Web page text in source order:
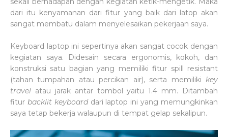
dari itu kenyamanan dari fitur yang baik dari latop akan
sangat membatu dalam menyelesaikan pekerjaan saya.
Keyboard laptop ini sepertinya akan sangat cocok dengan
kegiatan saya. Didesain secara ergonomis, kokoh, dan
konstruksi satu bagian yang memiliki fitur spill resistant
(tahan tumpahan atau percikan air), serta memiliki key
travel atau jarak antar tombol yaitu 1.4 mm. Ditambah
fitur backlit keyboard dari laptop ini yang memungkinkan
saya tetap bekerja walaupun di tempat gelap sekalipun.